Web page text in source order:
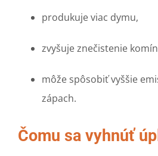
produkuje viac dymu,
zvyšuje znečistenie
môže spôsobiť vyššie
zápach.
Čomu sa vyhnúť